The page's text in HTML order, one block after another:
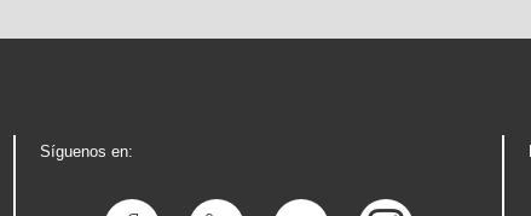
Síguenos en: